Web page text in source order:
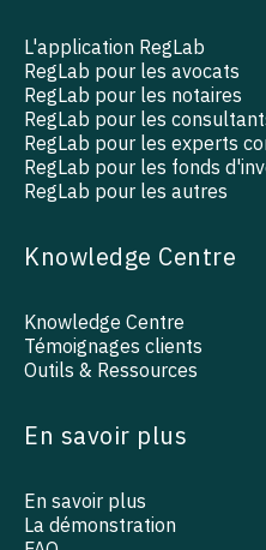
L'application RegLab
RegLab pour les avocats
RegLab pour les notaires
RegLab pour les
RegLab pour les experts
RegLab pour les fonds
RegLab pour les autres
Knowledge Centre
Knowledge Centre
Témoignages clients
Outils & Ressources
En savoir plus
En savoir plus
La démonstration